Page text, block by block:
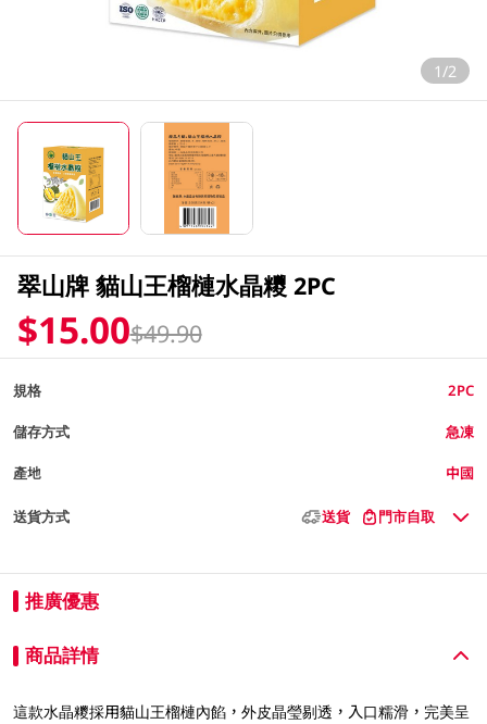
1/2
翠山牌 貓山王榴槤水晶糭 2PC
$15.00$49.90
規格 2PC
儲存方式 急凍
產地 中國
送貨方式 送貨 門市自取
推廣優惠
商品詳情
這款水晶糭採用貓山王榴槤內餡，外皮晶瑩剔透，入口糯滑，完美呈